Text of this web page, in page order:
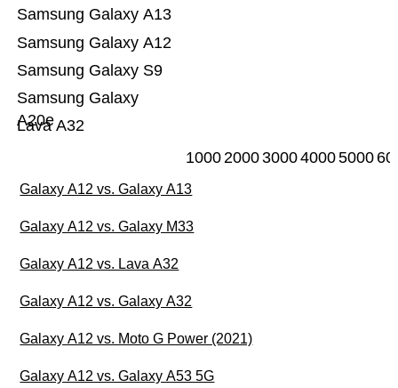
Lava A32
Samsung Galaxy
A20e
Samsung Galaxy S9
Samsung Galaxy A12
Samsung Galaxy A13
10002000300040005000
Galaxy A12 vs. Galaxy A13
Galaxy A12 vs. Galaxy M33
Galaxy A12 vs. Lava A32
Galaxy A12 vs. Galaxy A32
Galaxy A12 vs. Moto G Power (2021)
Galaxy A12 vs. Galaxy A53 5G